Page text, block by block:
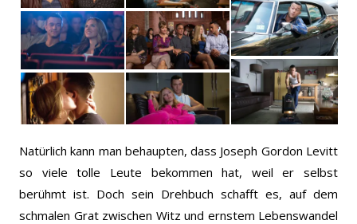
Natürlich kann man behaupten, dass Joseph Gordon Levitt
so viele tolle Leute bekommen hat, weil er selbst
berühmt ist. Doch sein Drehbuch schafft es, auf dem
schmalen Grat zwischen Witz und ernstem Lebenswandel